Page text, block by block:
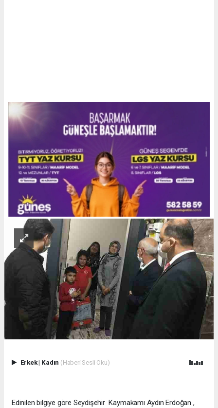
Erkek| Kadın (Haberi Sesli Oku)
Edinilen bilgiye göre Seydişehir Kaymakamı Aydın Erdoğan ,